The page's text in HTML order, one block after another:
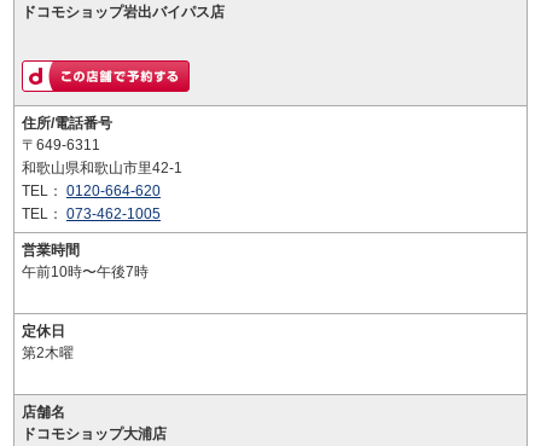
ドコモショップ岩出バイパス店
住所/電話番号
〒649-6311
和歌山県和歌山市里42-1
TEL： 0120-664-620
TEL： 073-462-1005
営業時間
午前10時〜午後7時
定休日
第2木曜
店舗名
ドコモショップ大浦店